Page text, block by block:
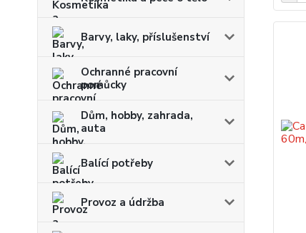
Barvy, laky, příslušenství
Ochranné pracovní
pomůcky
Dům, hobby, zahrada,
auta
Balící potřeby
Provoz a údržba